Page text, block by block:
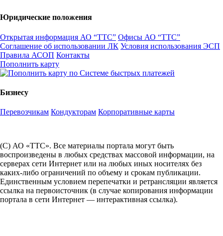
Юридические положения
Открытая информация АО “ТТС” Офисы АО “ТТС”
Соглашение об использовании ЛК Условия использования ЭСП
Правила АСОП Контакты
Пополнить карту
Бизнесу
Перевозчикам Кондукторам Корпоративные карты
(С) АО «ТТС». Все материалы портала могут быть
воспроизведены в любых средствах массовой информации, на
серверах сети Интернет или на любых иных носителях без
каких-либо ограничений по объему и срокам публикации.
Единственным условием перепечатки и ретрансляции является
ссылка на первоисточник (в случае копирования информации
портала в сети Интернет — интерактивная ссылка).